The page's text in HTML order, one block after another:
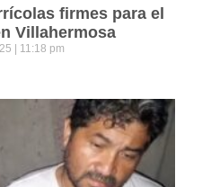
firmes para el
Villahermosa
11:18 pm